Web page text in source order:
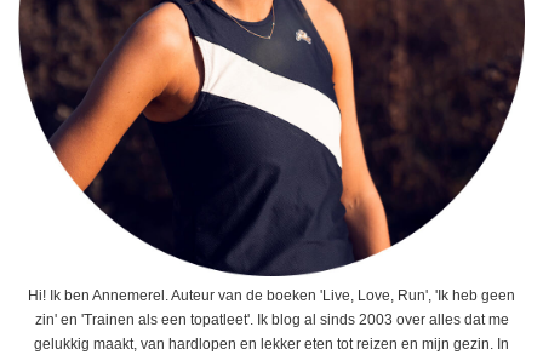
Hi! Ik ben Annemerel. Auteur van de boeken 'Live, Love, Run', 'Ik heb geen
zin' en 'Trainen als een topatleet'. Ik blog al sinds 2003 over alles dat me
gelukkig maakt, van hardlopen en lekker eten tot reizen en mijn gezin. In